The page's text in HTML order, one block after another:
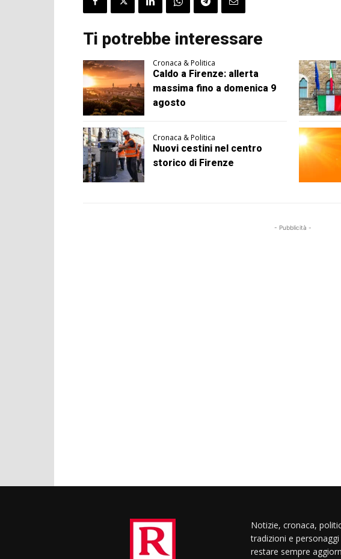
Ti potrebbe interessare
Cronaca & Politica
Caldo a Firenze: allerta
massima fino a domenica 9
agosto
Cronaca & Politica
Nuovi cestini nel centro
storico di Firenze
- Pubblicità -
Notizie, cronaca,
tradizioni e
restare sempre